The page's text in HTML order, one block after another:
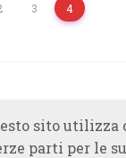
3 4
sito utilizza
parti per le